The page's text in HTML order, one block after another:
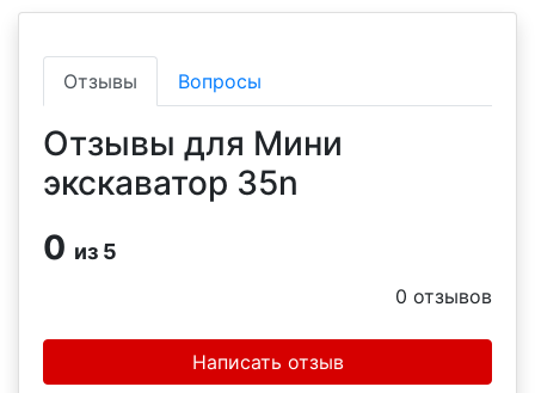
Отзывы Вопросы
Отзывы для Мини
экскаватор 35n
0 из 5
0 отзывов
Написать отзыв